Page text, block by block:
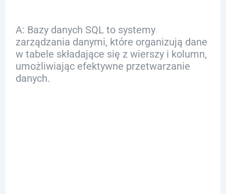
A: Bazy danych SQL to systemy
zarządzania danymi, które organizują dane
w tabele składające się z wierszy i kolumn,
umożliwiając efektywne przetwarzanie
danych.